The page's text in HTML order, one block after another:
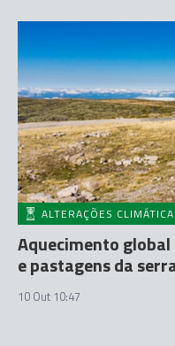
ALTERAÇÕES
Aquecimento
e pastagens da
10 Out 10:47